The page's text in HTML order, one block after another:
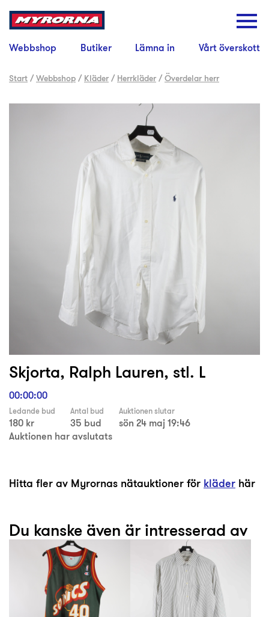
Webbshop Butiker Lämna in Vårt överskott
Start /Webbshop / Kläder / Herrkläder /Överdelar herr
Skjorta, Ralph Lauren, stl. L
00:00:00
Ledande bud
180 kr
Antal bud
35 bud
Auktionen slutar
sön 24 maj 19:46
Auktionen har avslutats
Hitta fler av Myrornas nätauktioner för kläder här
Du kanske även är intresserad av